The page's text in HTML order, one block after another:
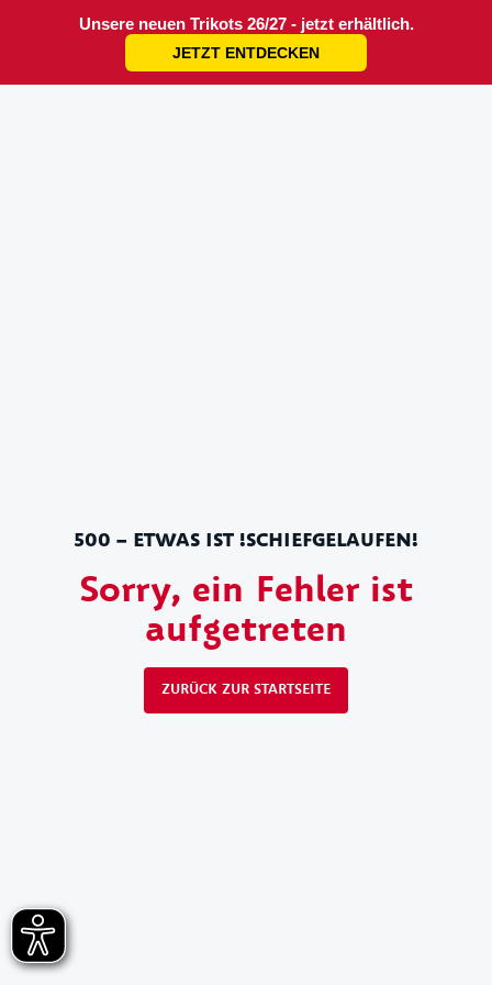
Unsere neuen Trikots 26/27 - jetzt erhältlich.
JETZT ENTDECKEN
500 – ETWAS IST !SCHIEFGELAUFEN!
Sorry, ein Fehler ist
aufgetreten
ZURÜCK ZUR STARTSEITE